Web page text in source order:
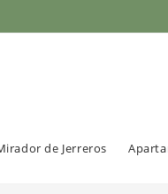
de Jerreros